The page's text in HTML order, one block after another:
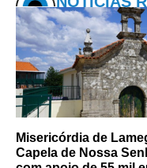
Misericórdia de
Capela de Nossa